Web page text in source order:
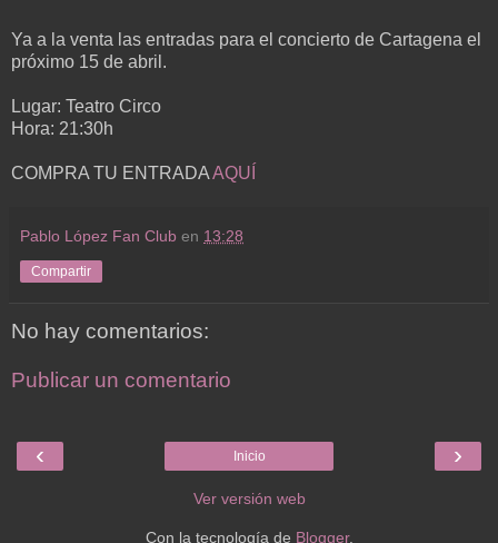
Ya a la venta las entradas para el concierto de Cartagena el
próximo 15 de abril.
Lugar: Teatro Circo
Hora: 21:30h
COMPRA TU ENTRADAAQUÍ
Pablo López Fan Club en 13:28
Compartir
No hay comentarios:
Publicar un comentario
‹ ›
Inicio
Ver versión web
Con la tecnología de Blogger.